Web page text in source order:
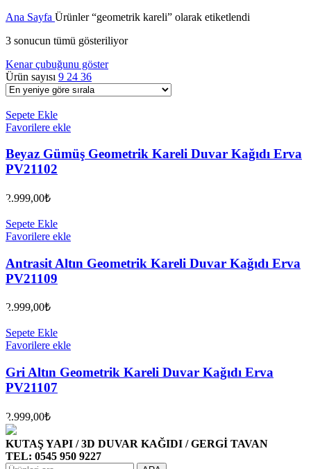
Ana Sayfa Ürünler “geometrik kareli” olarak etiketlendi
3 sonucun tümü gösteriliyor
Kenar çubuğunu göster
Ürün sayısı 9 24 36
Sepete Ekle
Favorilere ekle
Beyaz Gümüş Geometrik Kareli Duvar Kağıdı Erva
PV21102
2.999,00₺
Sepete Ekle
Favorilere ekle
Antrasit Altın Geometrik Kareli Duvar Kağıdı Erva
PV21109
2.999,00₺
Sepete Ekle
Favorilere ekle
Gri Altın Geometrik Kareli Duvar Kağıdı Erva
PV21107
2.999,00₺
KUTAŞ YAPI / 3D DUVAR KAĞIDI / GERGİ TAVAN
TEL: 0545 950 9227